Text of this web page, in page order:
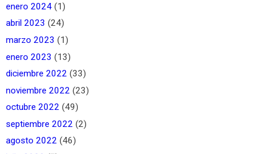
enero 2024 (1)
abril 2023 (24)
marzo 2023 (1)
enero 2023 (13)
diciembre 2022 (33)
noviembre 2022 (23)
octubre 2022 (49)
septiembre 2022 (2)
agosto 2022 (46)